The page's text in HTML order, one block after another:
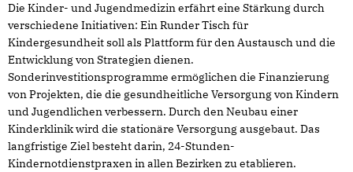
Die Kinder- und Jugendmedizin erfährt eine Stärkung durch
verschiedene Initiativen: Ein Runder Tisch für
Kindergesundheit soll als Plattform für den Austausch und die
Entwicklung von Strategien dienen.
Sonderinvestitionsprogramme ermöglichen die Finanzierung
von Projekten, die die gesundheitliche Versorgung von Kindern
und Jugendlichen verbessern. Durch den Neubau einer
Kinderklinik wird die stationäre Versorgung ausgebaut. Das
langfristige Ziel besteht darin, 24-Stunden-
Kindernotdienstpraxen in allen Bezirken zu etablieren.